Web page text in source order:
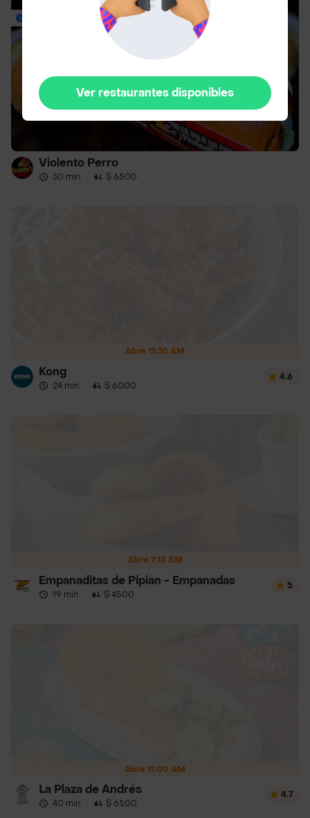
Violento Perro
30 min · $ 6500
Abre 11:30 AM
Kong
24 min · $ 6000
4.6
Abre 7:15 AM
Empanaditas de Pipian - Empanadas
19 min · $ 4500
5
Abre 11:00 AM
La Plaza de Andrés
40 min · $ 6500
4.7
Ver restaurantes disponibles